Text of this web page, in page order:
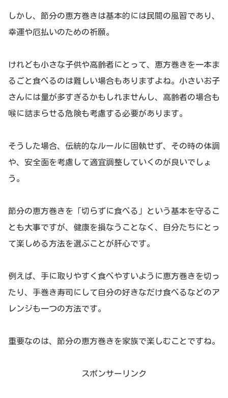
しかし、節分の恵方巻きは基本的には民間の風習であり、
幸運や厄払いのための祈願。
けれども小さな子供や高齢者にとって、恵方巻きを一本ま
るごと食べるのは難しい場合もありますよね。小さいお子
さんには量が多すぎるかもしれませんし、高齢者の場合も
喉に詰まらせる危険も考慮する必要があります。
そうした場合、伝統的なルールに固執せず、その時の体調
や、安全面を考慮して適宜調整していくのが良いでしょ
う。
節分の恵方巻きを「切らずに食べる」という基本を守るこ
とも大事ですが、健康を損なうことなく、自分たちにとっ
て楽しめる方法を選ぶことが肝心です。
例えば、手に取りやすく食べやすいように恵方巻きを切っ
たり、手巻き寿司にして自分の好きなだけ食べるなどのア
レンジも一つの方法です。
重要なのは、節分の恵方巻きを家族で楽しむことですね。
スポンサーリンク